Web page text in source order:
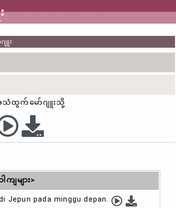
ျူး
ထွက်မော်ဂျူးသို့
ျများ>
Jepun pada minggu depan.